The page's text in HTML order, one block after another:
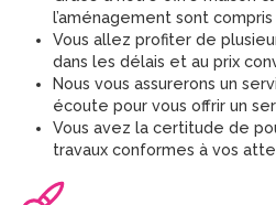
l’aménagement sont
Vous allez profiter de
dans les délais et au prix
Nous vous assurerons un
écoute pour vous offrir un
Vous avez la certitude de
travaux conformes à vos